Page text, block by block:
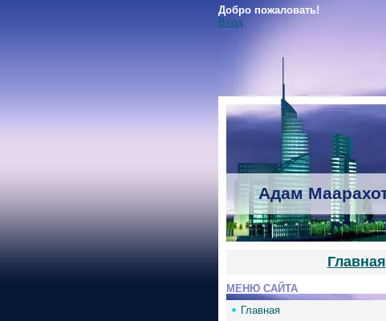
Добро пожаловать!
Вход
Адам
Главная
МЕНЮ САЙТА
Главная